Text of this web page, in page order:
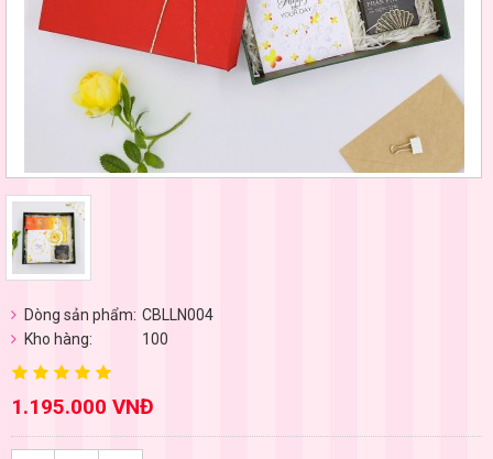
Dòng sản phẩm: CBLLN004
Kho hàng:
100
1.195.000 VNĐ